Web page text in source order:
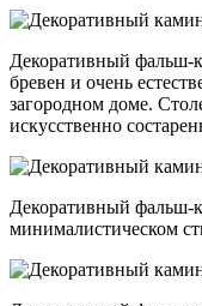
Декоративный фальш-
бревен и очень
загородном доме.
искусственно
Декоративный фальш-
минималистическом